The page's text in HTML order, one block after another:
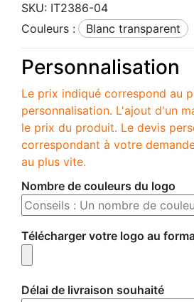
SKU: IT2386-04
Couleurs :
blanc transparent
Personnalisation
Le prix indiqué correspond au
personnalisation. L'ajout d'un
le prix du produit. Le devis
correspondant à votre
au plus vite.
Nombre de couleurs du logo
Télécharger votre logo au
Délai de livraison souhaité